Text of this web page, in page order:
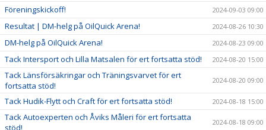
Föreningskickoff! 2024-09-03 09:00
Resultat | DM-helg på OilQuick Arena! 2024-08-26 10:30
DM-helg på OilQuick Arena! 2024-08-23 09:00
Tack Intersport och Lilla Matsalen för ert fortsatta stöd! 2024-08-20 15:00
Tack Länsförsäkringar och Träningsvarvet för ert
fortsatta stöd!
2024-08-20 09:00
Tack Hudik-Flytt och Craft för ert fortsatta stöd! 2024-08-18 15:00
Tack Autoexperten och Åviks Måleri för ert fortsatta
stöd!
2024-08-18 09:00